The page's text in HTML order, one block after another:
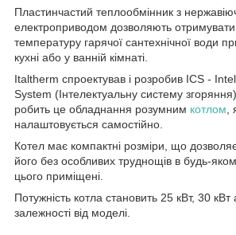
Пластинчастий теплообмінник з
електроприводом дозволяють отримувати
температуру гарячої сантехнічної води
кухні або у ванній кімнаті.
Italtherm спроектував і розробив ICS -
System (Інтелектуальну систему
робить це обладнання розумним котлом
налаштовується самостійно.
Котел має компактні розміри, що
його без особливих труднощів в будь-
цього приміщені.
Потужність котла становить 25 кВт, 30
залежності від моделі.